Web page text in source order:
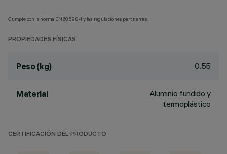
Cumple con la norma EN60598-1 y las regulaciones pertinentes.
PROPIEDADES FÍSICAS
Peso (kg) 0.55
Material
Aluminio fundido y
termoplástico
CERTIFICACIÓN DEL PRODUCTO